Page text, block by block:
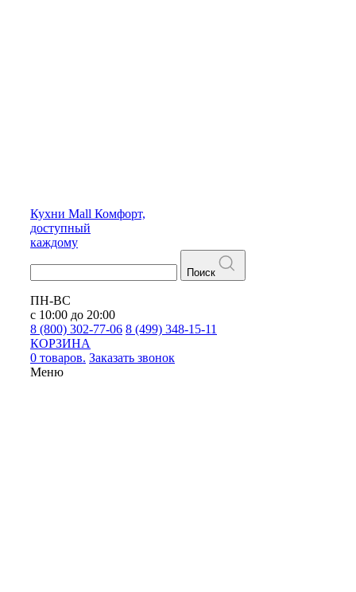
Кухни Mall Комфорт,
доступный
каждому
Поиск
ПН-ВС
с 10:00 до 20:00
8 (800) 302-77-06 8 (499) 348-15-11
КОРЗИНА
0 товаров. Заказать звонок
Меню